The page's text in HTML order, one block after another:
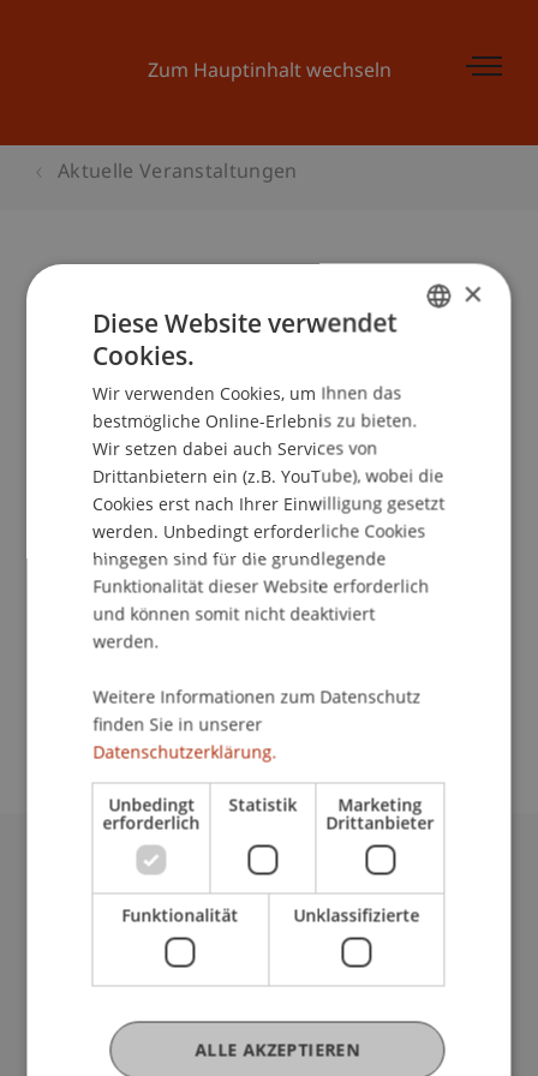
Zum Hauptinhalt wechseln
Aktuelle Veranstaltungen
Horizon Freiburg
School/Professur:
Kommunikation und Marketing
Welches Studium soll ich in Angriff nehmen? Ist
ein Auslandsemester möglich? Auf diese und
Antwort. Weitere Informationen: http://horizon-
messe.de/freiburg/
Veranstaltungsdetails
Universität Liechtenstein
Fürst-Franz-Josef-Strasse
info@uni.li
Fußzeile Rechtliche Hinweise
Rechtssammlung
×
Diese Website verwendet
Cookies.
Wir verwenden Cookies, um Ihnen das
bestmögliche Online-Erlebnis zu bieten.
Wir setzen dabei auch Services von
Drittanbietern ein (z.B. YouTube), wobei die
Cookies erst nach Ihrer Einwilligung gesetzt
werden. Unbedingt erforderliche Cookies
hingegen sind für die grundlegende
Funktionalität dieser Website erforderlich
und können somit nicht deaktiviert
werden.
Weitere Informationen zum Datenschutz
finden Sie in unserer
Datenschutzerklärung.
Unbedingt
erforderlich
Statistik Marketing
Drittanbieter
Funktionalität Unklassifizierte
ALLE AKZEPTIEREN